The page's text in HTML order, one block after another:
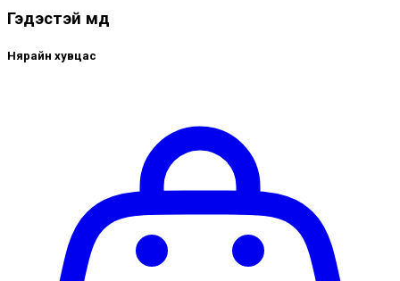
Гэдэстэй өмд
Нярайн хувцас